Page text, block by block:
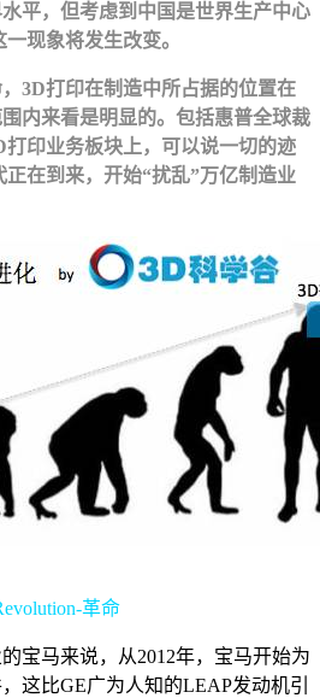
平，但考虑到中国是世界生产中心
现象将发生改变。
3D打印在制造中所占据的位置在
内来看是明显的。包括惠普全球裁
打印业务板块上，可以说一切的迹
在到来，开始“扰乱”万亿制造业
革命
宝马来说，从2012年，宝马开始为
这比GE广为人知的LEAP发动机引